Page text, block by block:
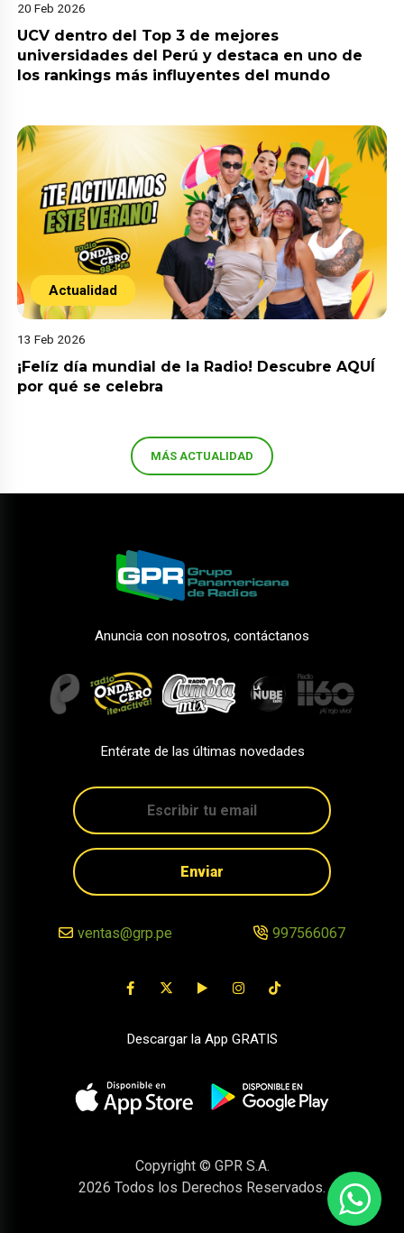
20 Feb 2026
UCV dentro del Top 3 de mejores
universidades del Perú y destaca en uno de
los rankings más influyentes del mundo
Actualidad
13 Feb 2026
¡Felíz día mundial de la Radio! Descubre AQUÍ
por qué se celebra
MÁS ACTUALIDAD
Anuncia con nosotros, contáctanos
Entérate de las últimas novedades
Enviar
ventas@grp.pe 997566067
Descargar la App GRATIS
Copyright © GPR S.A.
2026 Todos los Derechos Reservados.